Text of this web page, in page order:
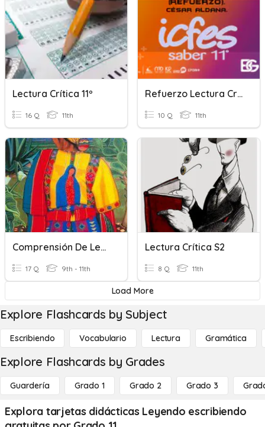
Lectura Crítica 11º
16 Q 11th
Refuerzo Lectura Crítica
10 Q 11th
Comprensión De Lectura + Adjetivos
17 Q 9th - 11th
Lectura Crítica S2
8 Q 11th
Load More
Explore Flashcards by Subject
Escribiendo Vocabulario Lectura Gramática
Explore Flashcards by Grades
Guardería Grado 1 Grado 2 Grado 3
Explora tarjetas didácticas Leyendo escribiendo